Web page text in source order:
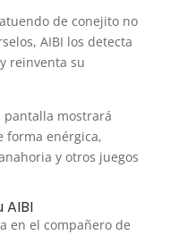
de conejito no
AIBI los detecta
reinventa su
pantalla mostrará
forma enérgica,
y otros juegos
AIBI
en el compañero de